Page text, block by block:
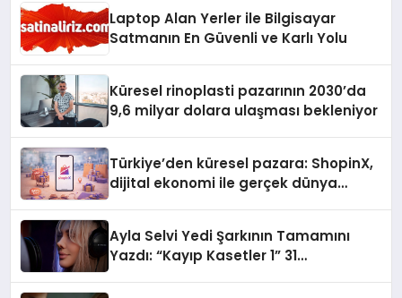
Laptop Alan Yerler ile Bilgisayar
Satmanın En Güvenli ve Karlı Yolu
Küresel rinoplasti pazarının 2030’da
9,6 milyar dolara ulaşması bekleniyor
Türkiye’den küresel pazara: ShopinX,
dijital ekonomi ile gerçek dünya
Ayla Selvi Yedi Şarkının Tamamını
Yazdı: “Kayıp Kasetler 1” 31